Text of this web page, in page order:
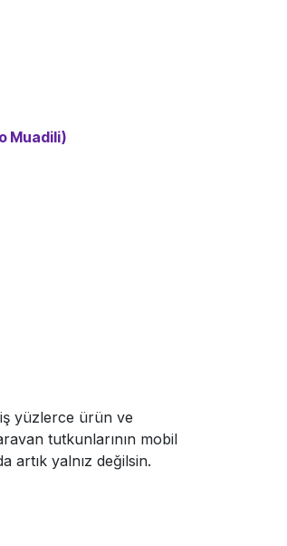
Muadili)
yüzlerce ürün ve
tutkunlarının mobil
artık yalnız değilsin.